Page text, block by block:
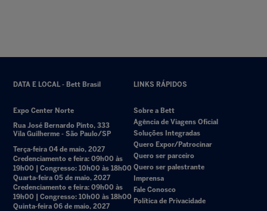
DATA E LOCAL - Bett Brasil
Expo Center Norte
Rua José Bernardo Pinto, 333
Vila Guilherme - São Paulo/SP
Terça-feira 04 de maio, 2027
Credenciamento e feira: 09h00 às
19h00 | Congresso: 10h00 às 18h00
Quarta-feira 05 de maio, 2027
Credenciamento e feira: 09h00 às
19h00 | Congresso: 10h00 às 18h00
Quinta-feira 06 de maio, 2027
LINKS RÁPIDOS
Sobre a Bett
Agência de Viagens Oficial
Soluções Integradas
Quero Expor/Patrocinar
Quero ser parceiro
Quero ser palestrante
Imprensa
Fale Conosco
Política de Privacidade